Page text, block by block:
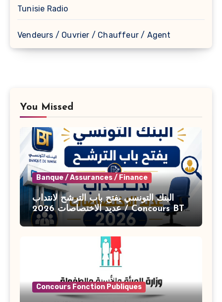
Tunisie Radio
Vendeurs / Ouvrier / Chauffeur / Agent
You Missed
Banque / Assurances / Finance
البنك التونسي يفتح باب الترشح لانتداب
عديد الاختصاصات 2026 / Concours BT
Banque de Tunisie 2026
Concours Fonction Publiques